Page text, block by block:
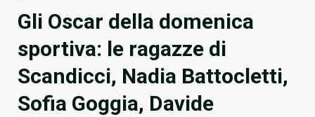
Gli Oscar della domenica
sportiva: le ragazze di
Scandicci, Nadia Battocletti,
Sofia Goggia, Davide